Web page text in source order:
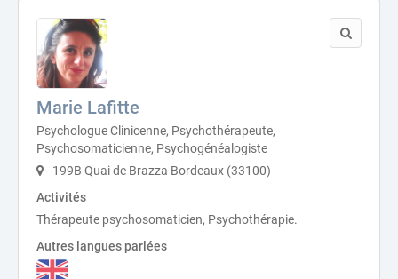
Marie Lafitte
Psychologue Clinicenne, Psychothérapeute,
Psychosomaticienne, Psychogénéalogiste
199B Quai de Brazza Bordeaux (33100)
Activités
Thérapeute psychosomaticien, Psychothérapie.
Autres langues parlées